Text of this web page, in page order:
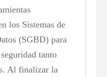
los Sistemas de
(SGBD) para
tanto
Al finalizar la